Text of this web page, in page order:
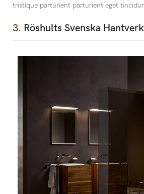
tristique parturient parturient eget
3. Röshults Svenska Hantverk